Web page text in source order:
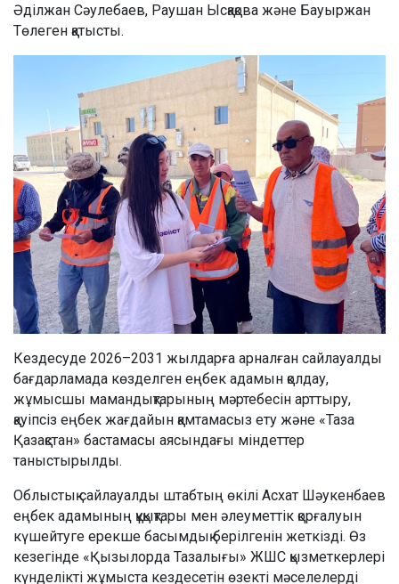
Әділжан Сәулебаев, Раушан Ысқақова және Бауыржан
Төлеген қатысты.
Кездесуде 2026–2031 жылдарға арналған сайлауалды
бағдарламада көзделген еңбек адамын қолдау,
жұмысшы мамандықтарының мәртебесін арттыру,
қауіпсіз еңбек жағдайын қамтамасыз ету және «Таза
Қазақстан» бастамасы аясындағы міндеттер
таныстырылды.
Облыстық сайлауалды штабтың өкілі Асхат Шәукенбаев
еңбек адамының құқықтары мен әлеуметтік қорғалуын
күшейтуге ерекше басымдық берілгенін жеткізді. Өз
кезегінде «Қызылорда Тазалығы» ЖШС қызметкерлері
күнделікті жұмыста кездесетін өзекті мәселелерді